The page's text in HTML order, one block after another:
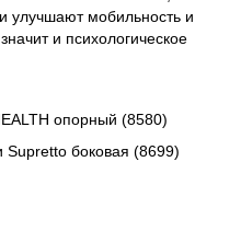
улучшают мобильность и
и психологическое
опорный (8580)
Supretto боковая (8699)